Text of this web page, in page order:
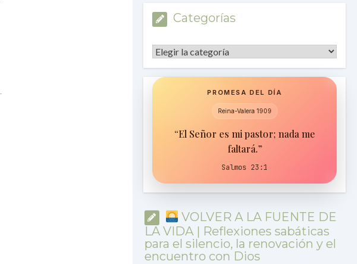
Categorías
Categorías
PROMESA DEL DÍA
Reina-Valera 1909
“El Señor es mi pastor; nada me
faltará.”
Salmos 23:1
VOLVER A LA FUENTE DE
LA VIDA | Reflexiones sabáticas
para el silencio, la renovación y el
encuentro con Dios